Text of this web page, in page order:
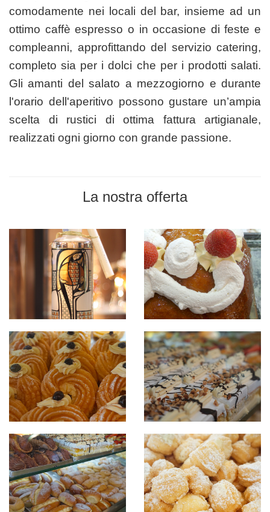
comodamente nei locali del bar, insieme ad un
ottimo caffè espresso o in occasione di feste e
compleanni, approfittando del servizio catering,
completo sia per i dolci che per i prodotti salati.
Gli amanti del salato a mezzogiorno e durante
l'orario dell'aperitivo possono gustare un’ampia
scelta di rustici di ottima fattura artigianale,
realizzati ogni giorno con grande passione.
La nostra offerta